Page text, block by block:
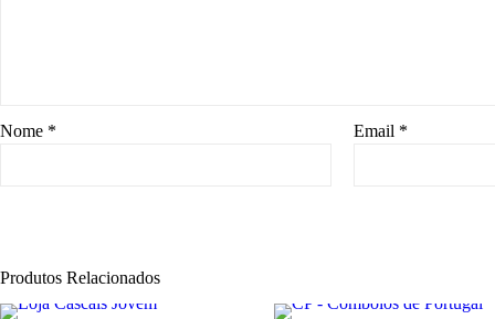
Nome * Email *
Produtos Relacionados